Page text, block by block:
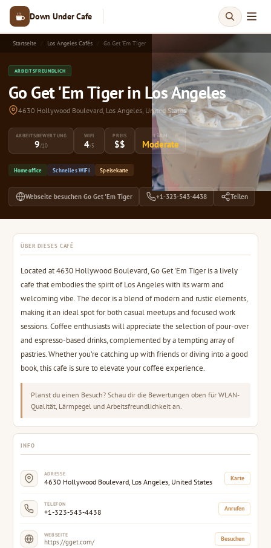
Down Under Cafe
Startseite Los Angeles Cafés Go Get 'Em Tiger
ARBEITSFREUNDLICH
Go Get 'Em Tiger in Los Angeles
4630 Hollywood Boulevard, Los Angeles, United States
ARBEITSBEWERTUNG
9/10
WIFI
4/5
PREIS
$$
LÄRM
Moderate
Homeoffice Schnelles WiFi Speisekarte
Webseite besuchen Go Get 'Em Tiger +1-323-543-4438 Teilen
ÜBER DIESES CAFÉ
Located at 4630 Hollywood Boulevard, Go Get 'Em Tiger is a lively
cafe that embodies the spirit of Los Angeles with its warm and
welcoming vibe. The decor is a blend of modern and rustic elements,
making it an ideal spot for both casual meetups and focused work
sessions. Coffee enthusiasts will appreciate the selection of pour-over
and espresso-based drinks, complemented by a tempting array of
pastries. Whether you’re catching up with friends or diving into a good
book, this cafe is sure to elevate your coffee experience.
Planst du einen Besuch? Schau dir die Bewertungen oben für WLAN-
Qualität, Lärmpegel und Arbeitsfreundlichkeit an.
INFO
ADRESSE
4630 Hollywood Boulevard, Los Angeles, United States Karte
TELEFON
+1-323-543-4438 Anrufen
WEBSEITE
https://gget.com/ Besuchen